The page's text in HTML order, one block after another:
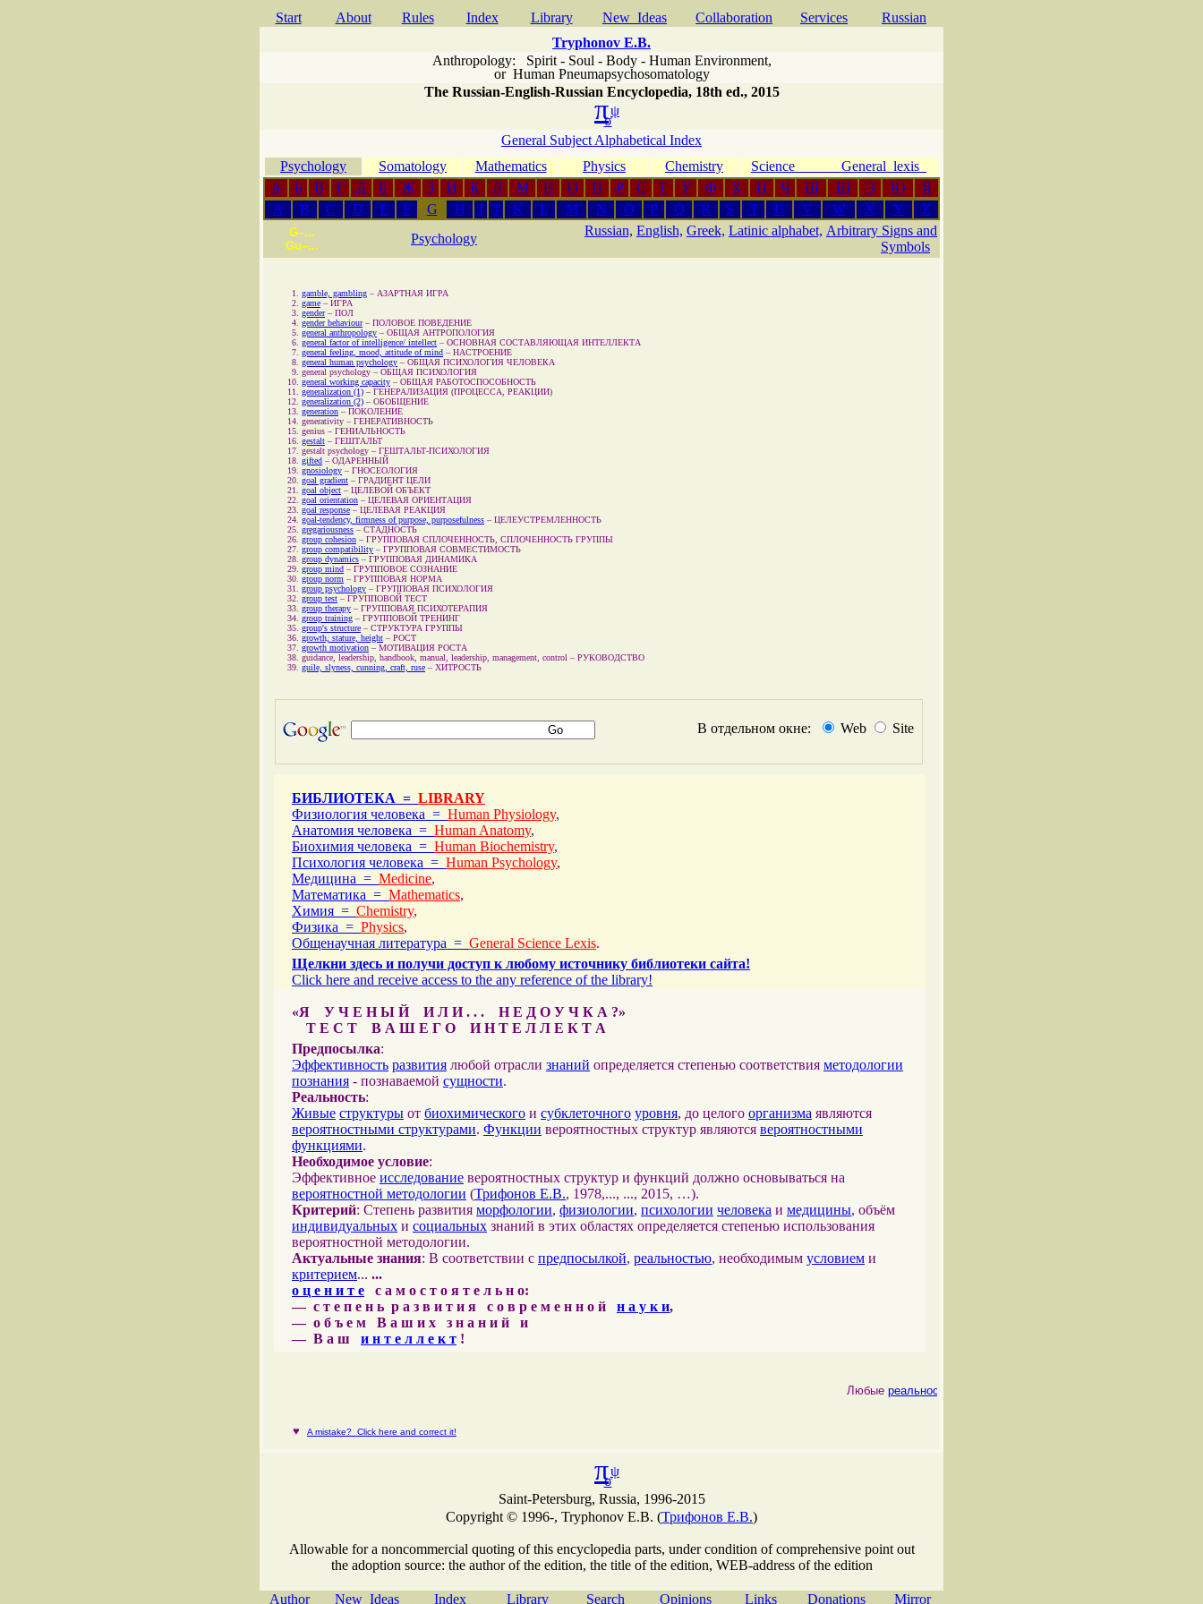
Start About Rules Index Library New Ideas Сollaboration Services
Russian
Tryphonov E.B.
Anthropology: Spirit - Soul - Body - Human Environment,
or Human Pneumapsychosomatology
The Russian-English-Russian Encyclopedia, 18th ed., 2015
πψ
σ
General Subject Alphabetical Index
Psychology
Somatology Mathematics Physics Chemistry
Science General lexis
А
Б В Г Д Е Ж З И К Л М Н О П Р С Т У Ф Х Ц Ч Ш Щ Э Ю
Я
A
B C D E F G H I J K L M N O P Q R S T U V W X Y Z
G–...
Gu–...
Psychology
Russian, English, Greek, Latinic alphabet, Arbitrary Signs and
Symbols
gamble, gambling – АЗАРТНАЯ ИГРА
game – ИГРА
gender– ПОЛ
gender behaviour– ПОЛОВОЕ ПОВЕДЕНИЕ
general anthropology – ОБЩАЯ АНТРОПОЛОГИЯ
general factor of intelligence/ intellect – ОСНОВНАЯ СОСТАВЛЯЮЩАЯ ИНТЕЛЛЕКТА
general feeling, mood, attitude of mind – НАСТРОЕНИЕ
general human psychology – ОБЩАЯ ПСИХОЛОГИЯ ЧЕЛОВЕКА
general psychology – ОБЩАЯ ПСИХОЛОГИЯ
general working capacity – ОБЩАЯ РАБОТОСПОСОБНОСТЬ
generalization (1) – ГЕНЕРАЛИЗАЦИЯ (ПРОЦЕССА, РЕАКЦИИ)
generalization (2) – ОБОБЩЕНИЕ
generation – ПОКОЛЕНИЕ
generativity – ГЕНЕРАТИВНОСТЬ
genius – ГЕНИАЛЬНОСТЬ
gestalt – ГЕШТАЛЬТ
gestalt psychology – ГЕШТАЛЬТ-ПСИХОЛОГИЯ
gifted – ОДАРЕННЫЙ
gnosiology – ГНОСЕОЛОГИЯ
goal gradient – ГРАДИЕНТ ЦЕЛИ
goal object – ЦЕЛЕВОЙ ОБЪЕКТ
goal orientation – ЦЕЛЕВАЯ ОРИЕНТАЦИЯ
goal response – ЦЕЛЕВАЯ РЕАКЦИЯ
goal-tendency, firmness of purpose, purposefulness – ЦЕЛЕУСТРЕМЛЕННОСТЬ
gregariousness – СТАДНОСТЬ
group cohesion – ГРУППОВАЯ СПЛОЧЕННОСТЬ, СПЛОЧЕННОСТЬ ГРУППЫ
group compatibility – ГРУППОВАЯ СОВМЕСТИМОСТЬ
group dynamics – ГРУППОВАЯ ДИНАМИКА
group mind – ГРУППОВОЕ СОЗНАНИЕ
group norm – ГРУППОВАЯ НОРМА
group psychology – ГРУППОВАЯ ПСИХОЛОГИЯ
group test – ГРУППОВОЙ ТЕСТ
group therapy – ГРУППОВАЯ ПСИХОТЕРАПИЯ
group training – ГРУППОВОЙ ТРЕНИНГ
group's structure – СТРУКТУРА ГРУППЫ
growth, stature, height – РОСТ
growth motivation – МОТИВАЦИЯ РОСТА
guidance, leadership, handbook, manual, leadership, management, control – РУКОВОДСТВО
guile, slyness, cunning, craft, ruse – ХИТРОСТЬ
В отдельном окне: Web Site
БИБЛИОТЕКА = LIBRARY
Физиология человека = Human Physiology,
Анатомия человека = Human Anatomy,
Биохимия человека = Human Biochemistry,
Психология человека = Human Psychology,
Медицина = Medicine,
Математика = Mathematics,
Химия = Chemistry,
Физика = Physics,
Общенаучная литература = General Science Lexis.
Щелкни здесь и получи доступ к любому источнику библиотеки сайта!
Click here and receive access to the any reference of the library!
«Я У Ч Е Н Ы Й И Л И . . . Н Е Д О У Ч К А ?»
Т Е С Т В А Ш Е Г О И Н Т Е Л Л Е К Т А
Предпосылка:
Эффективность развития любой отрасли знаний определяется степенью соответствия методологии
познания - познаваемой сущности.
Реальность:
Живые структуры от биохимического и субклеточного уровня, до целого организма являются
вероятностными структурами. Функции вероятностных структур являются вероятностными
функциями.
Необходимое условие:
Эффективное исследование вероятностных структур и функций должно основываться на
вероятностной методологии (Трифонов Е.В., 1978,..., ..., 2015, …).
Критерий: Степень развития морфологии, физиологии, психологии человека и медицины, объём
индивидуальных и социальных знаний в этих областях определяется степенью использования
вероятностной методологии.
Актуальные знания: В соответствии с предпосылкой, реальностью, необходимым условием и
критерием... ...
о ц е н и т е с а м о с т о я т е л ь н о:
— с т е п е н ь р а з в и т и я с о в р е м е н н о й н а у к и,
— о б ъ е м В а ш и х з н а н и й и
— В а ш и н т е л л е к т !
Любыереальности
♥ A mistake? Click here and correct it!
πψ
σ
Saint-Petersburg, Russia, 1996-2015
Copyright © 1996-, Tryphonov E.B. (Трифонов Е.В.)
Allowable for a noncommercial quoting of this encyclopedia parts, under condition of comprehensive point out
the adoption source: the author of the edition, the title of the edition, WEB-address of the edition
Author New Ideas Index Library Search Opinions Links Donations Mirror